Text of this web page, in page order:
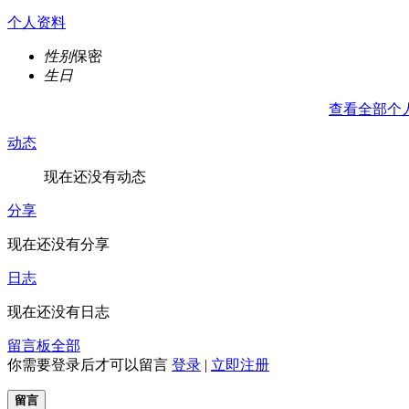
个人资料
性别保密
生日
查看全部个
动态
现在还没有动态
分享
现在还没有分享
日志
现在还没有日志
留言板全部
你需要登录后才可以留言 登录 | 立即注册
留言